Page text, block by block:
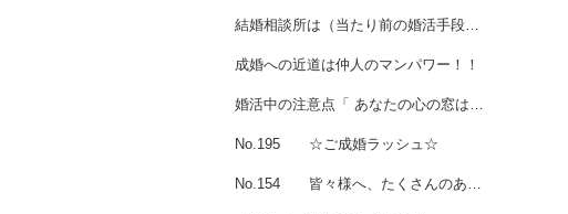
結婚相談所は（当たり前の婚活手段）に！女性会員様ご成婚💖
成婚への近道は仲人のマンパワー！！
婚活中の注意点「 あなたの心の窓は今どんな状態 」
No.195 ☆ご成婚ラッシュ☆
No.154 皆々様へ、たくさんのありがとうを。。。